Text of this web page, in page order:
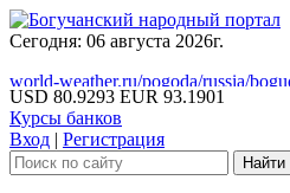
Сегодня: 06 августа 2026г.
world-weather.ru/pogoda/russia/
USD 80.9293 EUR 93.1901
Курсы банков
Вход | Регистрация